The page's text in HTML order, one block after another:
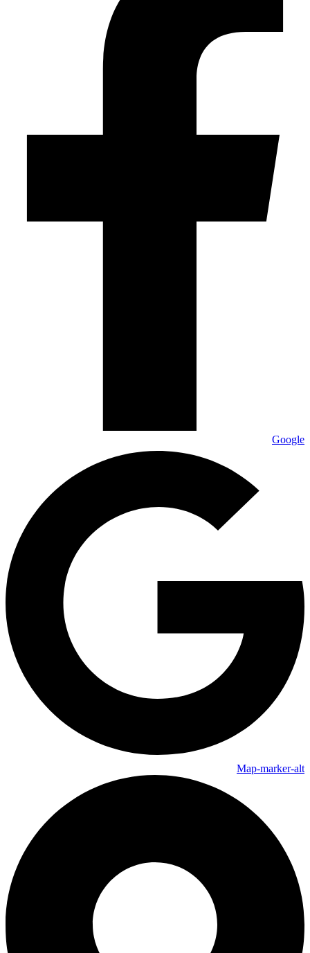
Google
Map-marker-alt